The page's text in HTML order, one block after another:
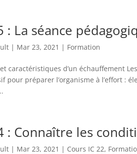
: La séance
| Mar 23, 2021 | Formation
caractéristiques d’un échauffement
pour préparer l’organisme à l’effort :
: Connaître les
| Mar 23, 2021 | Cours IC 22,